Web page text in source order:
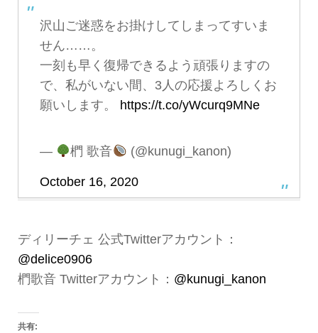
沢山ご迷惑をお掛けしてしまってすいま
せん……。
一刻も早く復帰できるよう頑張りますの
で、私がいない間、3人の応援よろしくお
願いします。 https://t.co/yWcurq9MNe
— 椚 歌音 (@kunugi_kanon)
October 16, 2020
ディリーチェ 公式Twitterアカウント：
@delice0906
椚歌音 Twitterアカウント： @kunugi_kanon
共有: